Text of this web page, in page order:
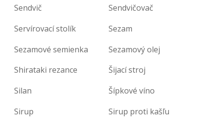
Sendvič
Sendvičovač
Servírovací stolík
Sezam
Sezamové semienka
Sezamový olej
Shirataki rezance
Šijací stroj
Silan
Šípkové víno
Sirup
Sirup proti kašľu